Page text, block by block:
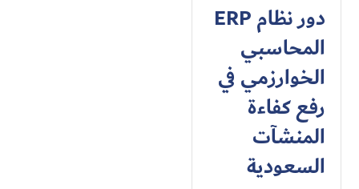
دور نظام ERP
المحاسبي
الخوارزمي في
رفع كفاءة
المنشآت
السعودية